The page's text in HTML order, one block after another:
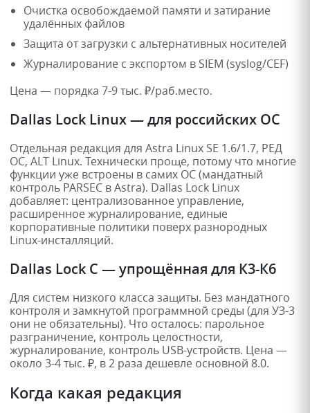
Очистка освобождаемой памяти и затирание
удалённых файлов
Защита от загрузки с альтернативных носителей
Журналирование с экспортом в SIEM (syslog/CEF)
Цена — порядка 7-9 тыс. ₽/раб.место.
Dallas Lock Linux — для российских ОС
Отдельная редакция для Astra Linux SE 1.6/1.7, РЕД
ОС, ALT Linux. Технически проще, потому что многие
функции уже встроены в самих ОС (мандатный
контроль PARSEC в Astra). Dallas Lock Linux
добавляет: централизованное управление,
расширенное журналирование, единые
корпоративные политики поверх разнородных
Linux-инсталляций.
Dallas Lock C — упрощённая для К3-К6
Для систем низкого класса защиты. Без мандатного
контроля и замкнутой программной среды (для УЗ-3
они не обязательны). Что осталось: парольное
разграничение, контроль целостности,
журналирование, контроль USB-устройств. Цена —
около 3-4 тыс. ₽, в 2 раза дешевле основной 8.0.
Когда какая редакция